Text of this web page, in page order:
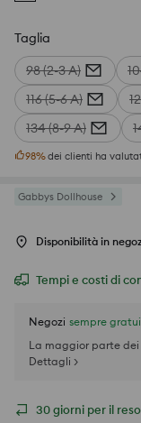
Taglia
98 (2-3 A)
116 (5-6 A)
134 (8-9 A)
98%dei clienti ha
Gabbys Dollhouse
Disponibilità in
Tempi e costi di
Negozi sempre
La maggior parte
Dettagli >
30 giorni per il reso